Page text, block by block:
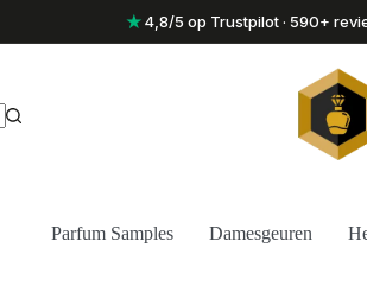
★4,8/5 op Trustpilot · 590+
Parfum Samples Damesgeuren